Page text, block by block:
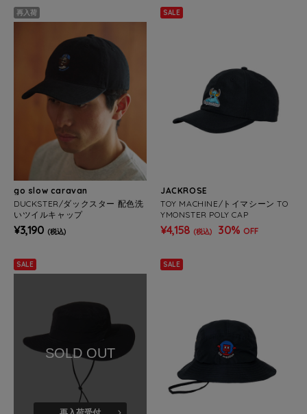
再入荷
go slow caravan
DUCKSTER/ダックスター 配色洗
いツイルキャップ
¥3,190 (税込)
SALE
JACKROSE
TOY MACHINE/トイマシーン TO
YMONSTER POLY CAP
¥4,158 (税込) 30% OFF
SALE
SOLD OUT
SALE